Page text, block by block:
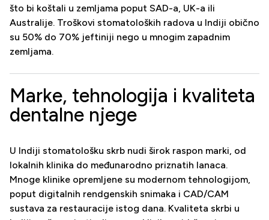
što bi koštali u zemljama poput SAD-a, UK-a ili
Australije. Troškovi stomatoloških radova u Indiji obično
su 50% do 70% jeftiniji nego u mnogim zapadnim
zemljama.
Marke, tehnologija i kvaliteta
dentalne njege
U Indiji stomatološku skrb nudi širok raspon marki, od
lokalnih klinika do međunarodno priznatih lanaca.
Mnoge klinike opremljene su modernom tehnologijom,
poput digitalnih rendgenskih snimaka i CAD/CAM
sustava za restauracije istog dana. Kvaliteta skrbi u